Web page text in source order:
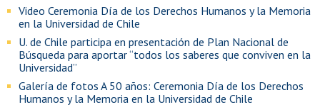
Video Ceremonia Día de los Derechos Humanos y la Memoria
en la Universidad de Chile
U. de Chile participa en presentación de Plan Nacional de
Búsqueda para aportar “todos los saberes que conviven en la
Universidad”
Galería de fotos A 50 años: Ceremonia Día de los Derechos
Humanos y la Memoria en la Universidad de Chile